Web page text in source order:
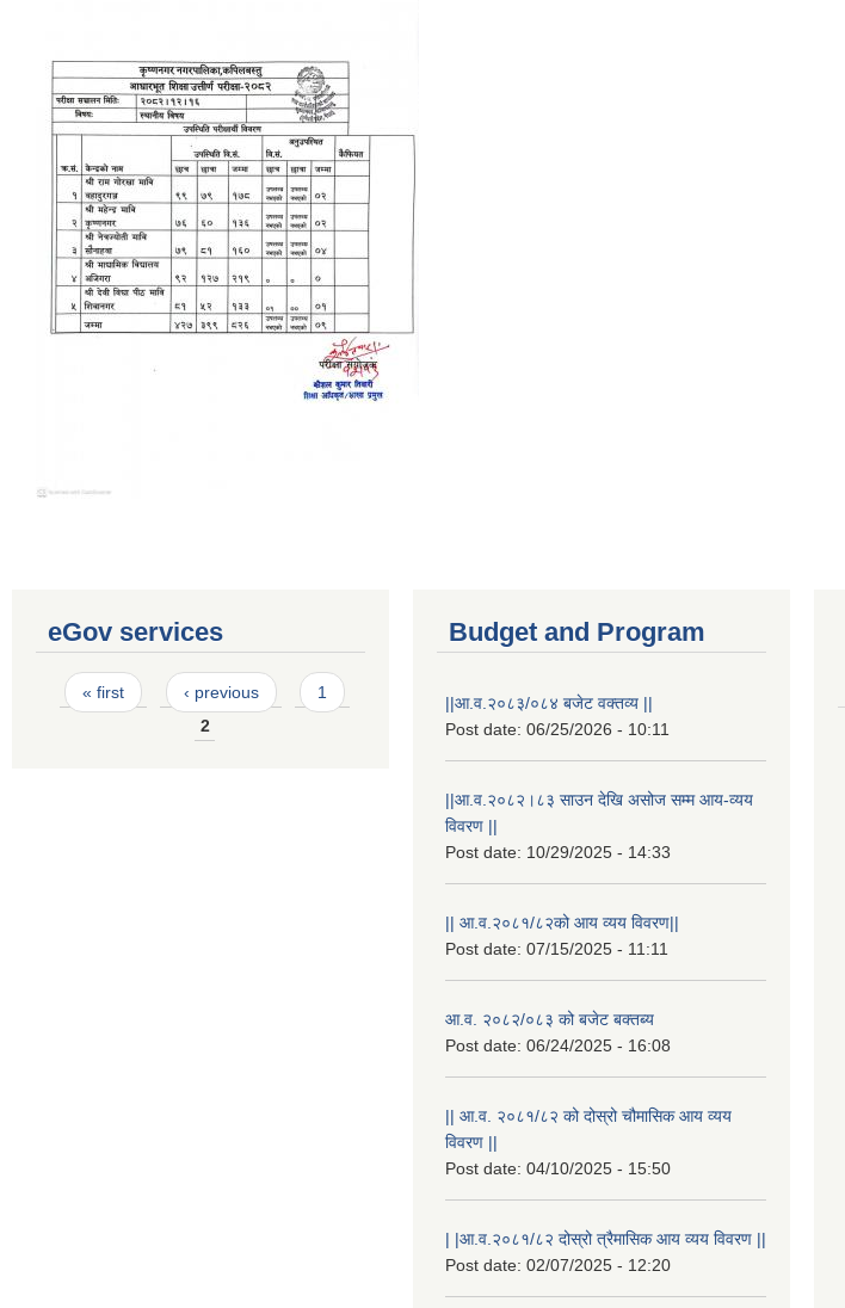
eGov services
Pages
« first ‹ previous
1
2
Budget and Program
||आ.व.२०८३/०८४ बजेट वक्तव्य ||
Post date: 06/25/2026 - 10:11
||आ.व.२०८२।८३ साउन देखि असोज सम्म आय-व्यय
विवरण ||
Post date: 10/29/2025 - 14:33
|| आ.व.२०८१/८२को आय व्यय विवरण||
Post date: 07/15/2025 - 11:11
आ.व. २०८२/०८३ को बजेट बक्तब्य
Post date: 06/24/2025 - 16:08
|| आ.व. २०८१/८२ को दोस्रो चौमासिक आय व्यय
विवरण ||
Post date: 04/10/2025 - 15:50
| |आ.व.२०८१/८२ दोस्रो त्रैमासिक आय व्यय विवरण ||
Post date: 02/07/2025 - 12:20